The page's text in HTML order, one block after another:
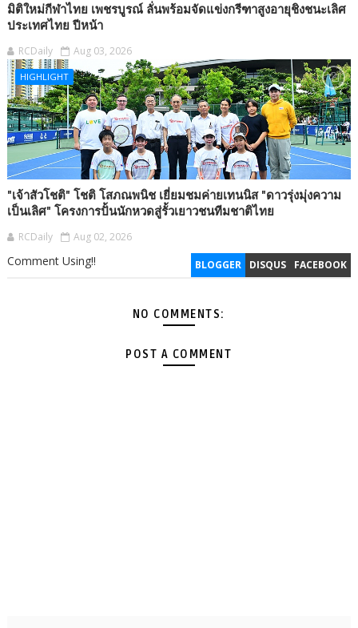
มิติใหม่กีฬาไทย เพชรบูรณ์ ลั่นพร้อมจัดแข่งกรีฑาสูงอายุชิงชนะเลิศ
ประเทศไทย ปีหน้า
RCDaily Aug 03, 2026
HIGHLIGHT
"เจ้าสัวโชติ" โชติ โสภณพนิช เยี่ยมชมค่ายเทนนิส "ดาวรุ่งมุ่งความ
เป็นเลิศ" โครงการปั้นนักหวดสู่รั้วเยาวชนทีมชาติไทย
RCDaily Aug 02, 2026
BLOGGER DISQUS FACEBOOK
Comment Using!!
NO COMMENTS:
POST A COMMENT